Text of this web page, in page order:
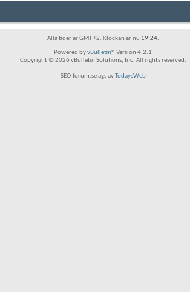
Alla tider är GMT +2. Klockan är nu 19:24.
Powered byvBulletin® Version 4.2.1
Copyright © 2026 vBulletin Solutions, Inc. All rights reserved.
SEO-forum.se ägs avTodaysWeb